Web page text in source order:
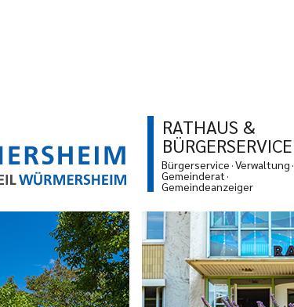
RATHAUS &
BÜRGERSERVICE
Bürgerservice Verwaltung
Gemeinderat
Gemeindeanzeiger